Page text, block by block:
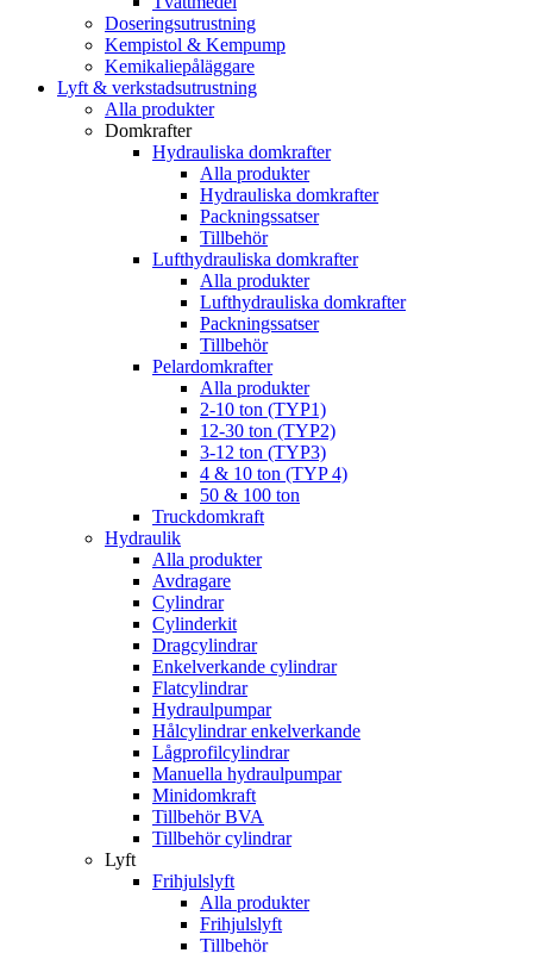
Doseringsutrustning
Kempistol & Kempump
Kemikaliepåläggare
Lyft & verkstadsutrustning
Alla produkter
Domkrafter
Hydrauliska domkrafter
Alla produkter
Hydrauliska domkrafter
Packningssatser
Tillbehör
Lufthydrauliska domkrafter
Alla produkter
Lufthydrauliska domkrafter
Packningssatser
Tillbehör
Pelardomkrafter
Alla produkter
2-10 ton (TYP1)
12-30 ton (TYP2)
3-12 ton (TYP3)
4 & 10 ton (TYP 4)
50 & 100 ton
Truckdomkraft
Hydraulik
Alla produkter
Avdragare
Cylindrar
Cylinderkit
Dragcylindrar
Enkelverkande cylindrar
Flatcylindrar
Hydraulpumpar
Hålcylindrar enkelverkande
Lågprofilcylindrar
Manuella hydraulpumpar
Minidomkraft
Tillbehör BVA
Tillbehör cylindrar
Lyft
Frihjulslyft
Alla produkter
Frihjulslyft
Tillbehör